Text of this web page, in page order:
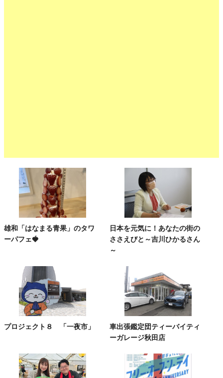
雄和「はなまる青果」のタワ
ーパフェ🍓
日本を元気に！あなたの街の
ささえびと～吉川ひかるさん
～
プロジェクト８ 「一夜市」
車出張鑑定団ティーバイティ
ーガレージ秋田店